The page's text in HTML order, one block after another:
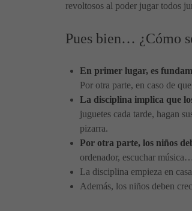
revoltosos al poder jugar todos
Pues bien… ¿Cómo
En primer lugar, es
Por otra parte, en caso de
La disciplina implica que
juguetes cada tarde, hagan
pizarra.
Por otra parte, los niños
ordenador, escuchar música…
La disciplina empieza en
Además, los niños deben